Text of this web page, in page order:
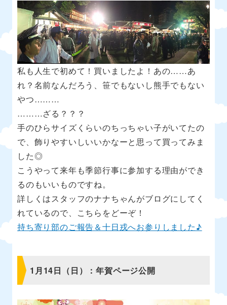
私も人生で初めて！買いましたよ！あの……あ
れ？名前なんだろう、笹でもないし熊手でもない
やつ………
………ざる？？？
手のひらサイズくらいのちっちゃい子がいてたの
で、飾りやすいしいいかなーと思って買ってみま
した◎
こうやって来年も季節行事に参加する理由ができ
るのもいいものですね。
詳しくはスタッフのナナちゃんがブログにしてく
れているので、こちらをどーぞ！
持ち寄り部のご報告＆十日戎へお参りしました♪
1月14日（日）：年賀ページ公開